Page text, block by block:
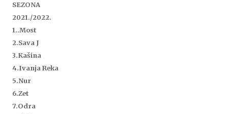
SEZONA
2021./2022.
1..Most
2.Sava J
3.Kašina
4.Ivanja Reka
5.Nur
6.Zet
7.Odra